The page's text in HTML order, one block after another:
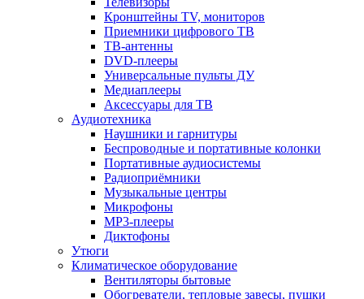
Кронштейны TV, мониторов
Приемники цифрового ТВ
ТВ-антенны
DVD-плееры
Универсальные пульты ДУ
Медиаплееры
Аксессуары для ТВ
Аудиотехника
Наушники и гарнитуры
Беспроводные и портативные колонки
Портативные аудиосистемы
Радиоприёмники
Музыкальные центры
Микрофоны
MP3-плееры
Диктофоны
Утюги
Климатическое оборудование
Вентиляторы бытовые
Обогреватели, тепловые завесы, пушки